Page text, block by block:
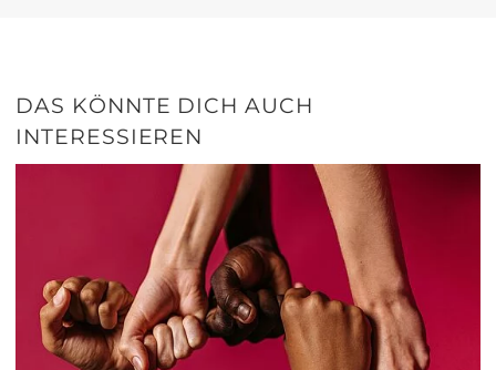
DAS KÖNNTE DICH AUCH
INTERESSIEREN